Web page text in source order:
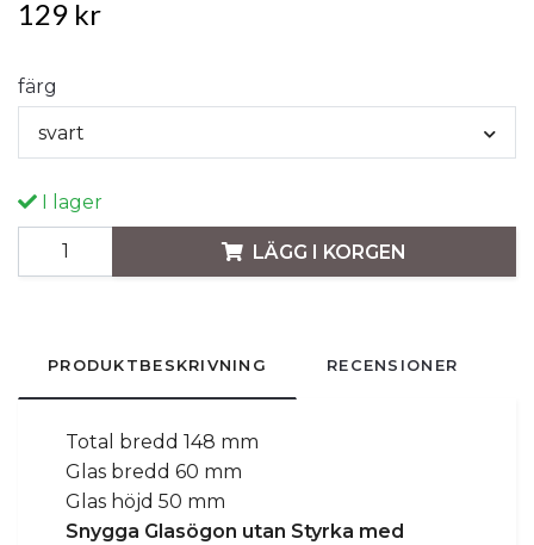
129 kr
färg
svart
I lager
LÄGG I KORGEN
PRODUKTBESKRIVNING RECENSIONER
Total bredd 148 mm
Glas bredd 60 mm
Glas höjd 50 mm
Snygga Glasögon utan Styrka med